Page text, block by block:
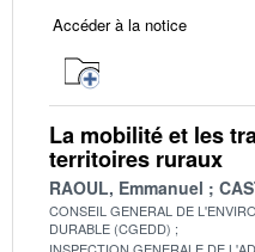
Accéder à la notice
La mobilité et les
territoires ruraux
RAOUL, Emmanuel
CONSEIL GENERAL DE
DURABLE (CGEDD)